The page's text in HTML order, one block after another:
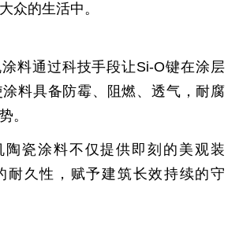
众的生活中。
料通过科技手段让Si-O键在涂层
料具备防霉、阻燃、透气，耐腐
。
陶瓷涂料不仅提供即刻的美观装
耐久性，赋予建筑长效持续的守